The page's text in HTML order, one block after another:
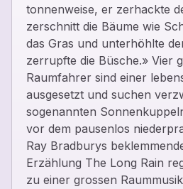
tonnenweise, er zerhackte
zerschnitt die Bäume wie
das Gras und unterhöhlte
zerrupfte die Büsche.» Vier
Raumfahrer sind einer
ausgesetzt und suchen
sogenannten
vor dem pausenlos
Ray Bradburys
Erzählung The Long Rain
zu einer grossen